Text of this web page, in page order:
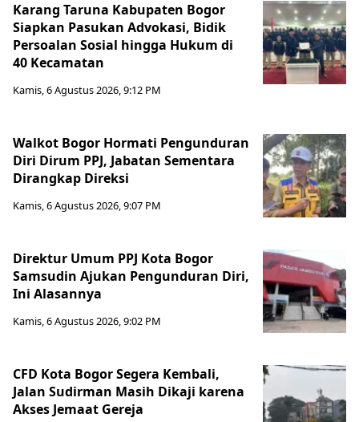
Karang Taruna Kabupaten Bogor
Siapkan Pasukan Advokasi, Bidik
Persoalan Sosial hingga Hukum di
40 Kecamatan
Kamis, 6 Agustus 2026, 9:12 PM
Walkot Bogor Hormati Pengunduran
Diri Dirum PPJ, Jabatan Sementara
Dirangkap Direksi
Kamis, 6 Agustus 2026, 9:07 PM
Direktur Umum PPJ Kota Bogor
Samsudin Ajukan Pengunduran Diri,
Ini Alasannya
Kamis, 6 Agustus 2026, 9:02 PM
CFD Kota Bogor Segera Kembali,
Jalan Sudirman Masih Dikaji karena
Akses Jemaat Gereja